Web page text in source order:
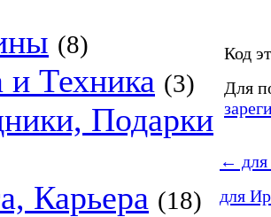
(8)
и Техника (3)
Подарки
Карьера (18)
Код
Для
←
для